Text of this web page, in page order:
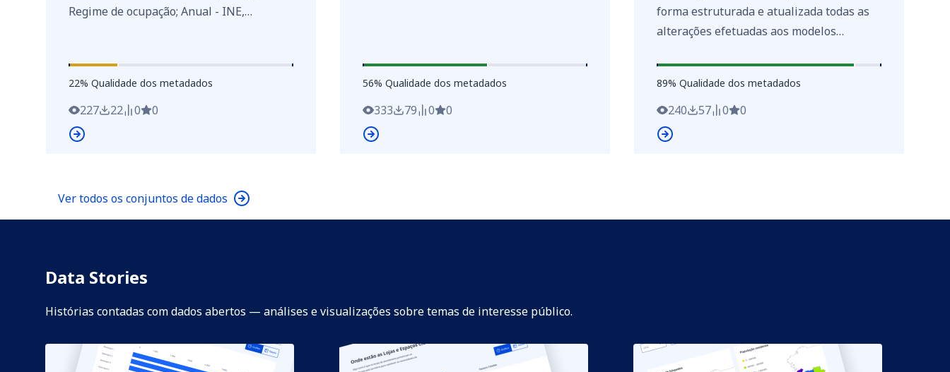
Regime de ocupação; Anual - INE,
https://www.ine.pt/xurl/indx/0001802/PT
22%
22% Qualidade dos metadados
227 22 0 0
56%
56% Qualidade dos metadados
333 79 0 0
forma estruturada e atualizada todas as
alterações efetuadas aos modelos
Modelos de Dados. Cada registo identifica
o modelo de dados alterado, o tipo de
alteração realizada (propriedades
obrigatórias, estrutura) e a respetiva data
89%
89% Qualidade dos metadados
240 57 0 0
Ver todos os conjuntos de dados
Data Stories
Histórias contadas com dados abertos — análises e visualizações sobre temas de interesse público.